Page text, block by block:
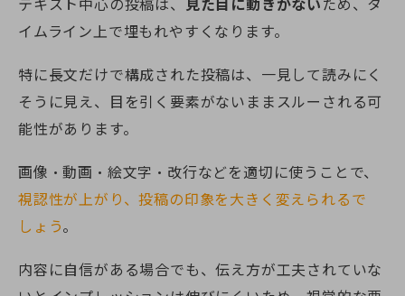
イムライン上で埋もれやすくなります。
特に長文だけで構成された投稿は、一見して読みにく
そうに見え、目を引く要素がないままスルーされる可
能性があります。
画像・動画・絵文字・改行などを適切に使うことで、
視認性が上がり、投稿の印象を大きく変えられるで
しょう。
内容に自信がある場合でも、伝え方が工夫されていな